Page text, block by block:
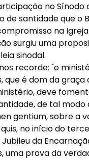
no Sínodo
de santidade que o
na
surgiu uma
sinodal.
recorde: "o
que é dom da
deve
de tal
gentium, sobre a
no início do
da
uma prova da